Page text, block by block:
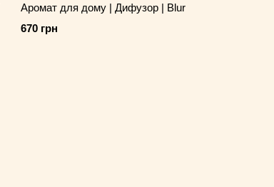
Аромат для дому | Дифузор | Blur
670 грн